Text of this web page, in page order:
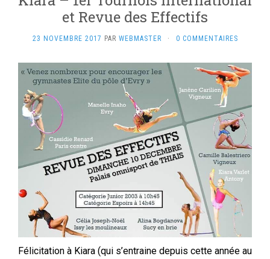
et Revue des Effectifs
23 NOVEMBRE 2017 PAR WEBMASTER · 0 COMMENTAIRES
Félicitation à Kiara (qui s’entraine depuis cette année au